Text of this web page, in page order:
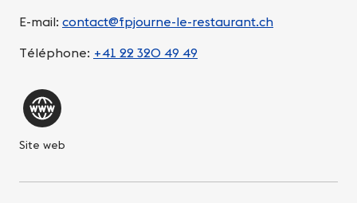
E-mail: contact@fpjourne-le-restaurant.ch
Téléphone: +41 22 320 49 49
Site web